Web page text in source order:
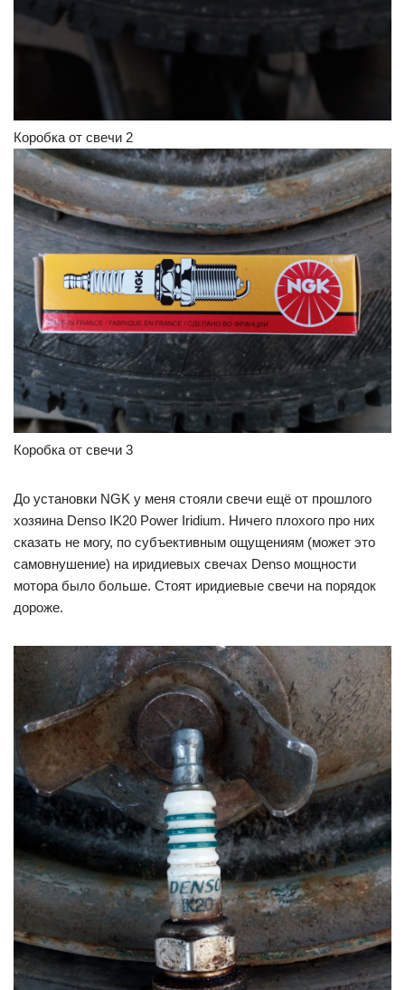
Коробка от свечи 2
Коробка от свечи 3
До установки NGK у меня стояли свечи ещё от прошлого
хозяина Denso IK20 Power Iridium. Ничего плохого про них
сказать не могу, по субъективным ощущениям (может это
самовнушение) на иридиевых свечах Denso мощности
мотора было больше. Стоят иридиевые свечи на порядок
дороже.